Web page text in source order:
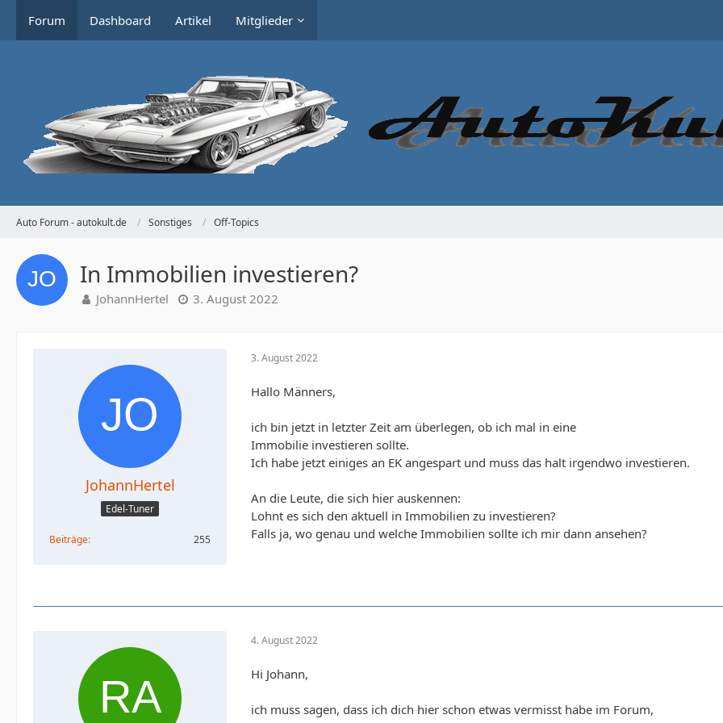
Forum Dashboard Artikel Mitglieder
Auto Forum - autokult.de Sonstiges Off-Topics
In Immobilien investieren?
JohannHertel 3. August 2022
JohannHertel
Edel-Tuner
Beiträge 255
3. August 2022
Hallo Männers,
ich bin jetzt in letzter Zeit am überlegen, ob ich mal in eine
Immobilie investieren sollte.
Ich habe jetzt einiges an EK angespart und muss das halt irgendwo investieren.
An die Leute, die sich hier auskennen:
Lohnt es sich den aktuell in Immobilien zu investieren?
Falls ja, wo genau und welche Immobilien sollte ich mir dann ansehen?
4. August 2022
Hi Johann,
ich muss sagen, dass ich dich hier schon etwas vermisst habe im Forum,